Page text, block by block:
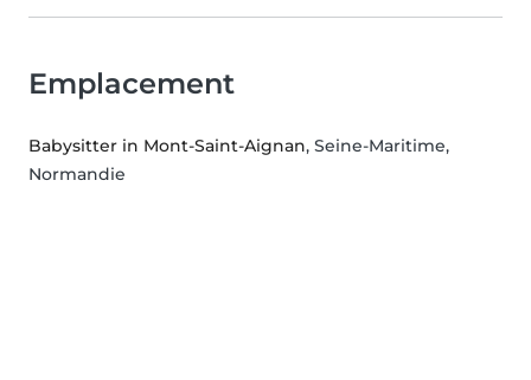
Emplacement
Babysitter in Mont-Saint-Aignan, Seine-Maritime,
Normandie